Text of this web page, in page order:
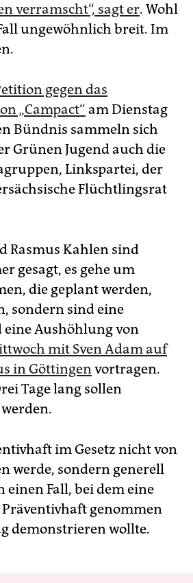
verramscht“, sagt er. Wohl
ungewöhnlich breit. Im
gegen das
„Campact“ am Dienstag
Bündnis sammeln sich
Grünen Jugend auch die
Linkspartei, der
Flüchtlingsrat
Rasmus Kahlen sind
gesagt, es gehe um
die geplant werden,
sondern sind eine
eine Aushöhlung von
mit Sven Adam auf
in Göttingenvortragen.
Tage lang sollen
im Gesetz nicht von
werde, sondern generell
einen Fall, bei dem eine
genommen
demonstrieren wollte.